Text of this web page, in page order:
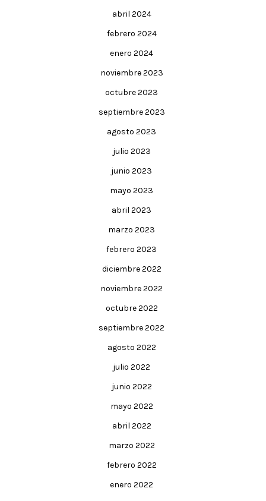
abril 2024
febrero 2024
enero 2024
noviembre 2023
octubre 2023
septiembre 2023
agosto 2023
julio 2023
junio 2023
mayo 2023
abril 2023
marzo 2023
febrero 2023
diciembre 2022
noviembre 2022
octubre 2022
septiembre 2022
agosto 2022
julio 2022
junio 2022
mayo 2022
abril 2022
marzo 2022
febrero 2022
enero 2022